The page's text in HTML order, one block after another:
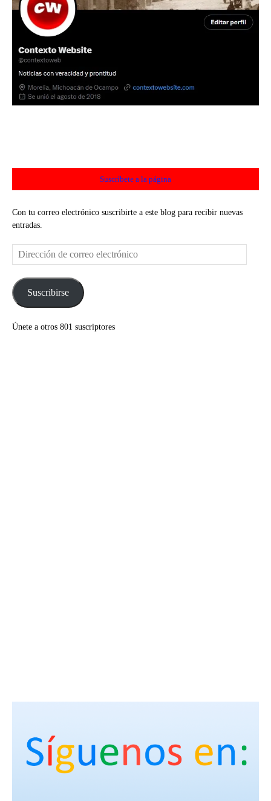
Suscríbete a la página
Con tu correo electrónico suscribirte a este blog para recibir nuevas
entradas.
Dirección
de
electrónicoSuscribirse
Únete a otros 801 suscriptores